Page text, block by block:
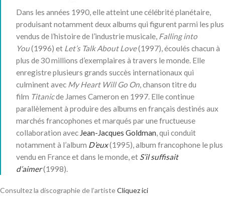
Dans les années 1990, elle atteint une célébrité planétaire,
produisant notamment deux albums qui figurent parmi les plus
vendus de l’histoire de l’industrie musicale, Falling into
You(1996) et Let’s Talk About Love(1997), écoulés chacun à
plus de 30 millions d’exemplaires à travers le monde. Elle
enregistre plusieurs grands succès internationaux qui
culminent avec My Heart Will Go On, chanson titre du
film Titanicde James Cameron en 1997. Elle continue
parallèlement à produire des albums en français destinés aux
marchés francophones et marqués par une fructueuse
collaboration avec Jean-Jacques Goldman, qui conduit
notamment à l’album D’eux(1995), album francophone le plus
vendu en France et dans le monde, et S’il suffisait
d’aimer(1998).
Consultez la discographie de l’artisteCliquez ici